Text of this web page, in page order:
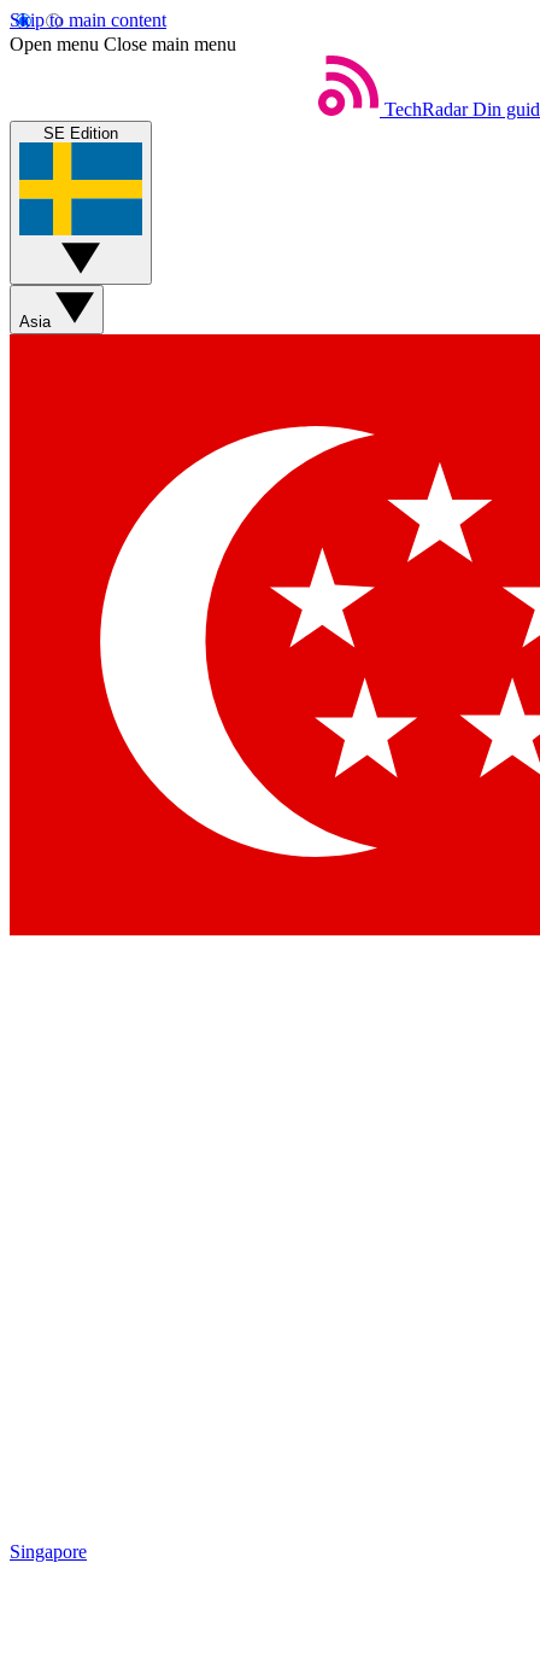
Skip to main content
Open menu Close main menu
TechRadar Din
SE Edition
Asia
Singapore